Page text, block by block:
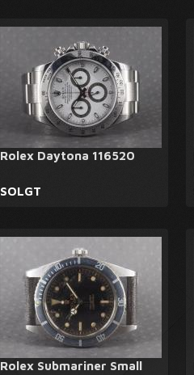
Rolex Daytona 116520
SOLGT
Rolex Submariner Small